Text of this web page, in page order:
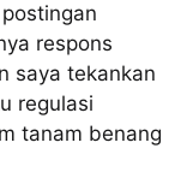
respons
saya tekankan
regulasi
tanam benang